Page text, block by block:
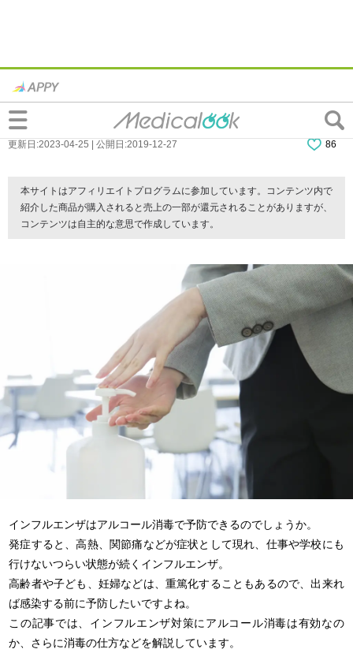
効果は？インフルエンザ予防のアルコール
消毒｜除菌抗菌はNG！殺菌を
更新日:2023-04-25 | 公開日:2019-12-27 86
本サイトはアフィリエイトプログラムに参加しています。コンテンツ内で
紹介した商品が購入されると売上の一部が還元されることがありますが、
コンテンツは自主的な意思で作成しています。
インフルエンザはアルコール消毒で予防できるのでしょうか。
発症すると、高熱、関節痛などが症状として現れ、仕事や学校にも
行けないつらい状態が続くインフルエンザ。
高齢者や子ども、妊婦などは、重篤化することもあるので、出来れ
ば感染する前に予防したいですよね。
この記事では、インフルエンザ対策にアルコール消毒は有効なの
か、さらに消毒の仕方などを解説しています。